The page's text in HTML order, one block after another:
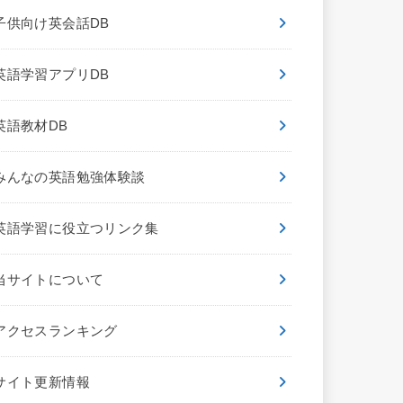
供向け英会話DB
語学習アプリDB
語教材DB
んなの英語勉強体験談
語学習に役立つリンク集
サイトについて
クセスランキング
イト更新情報